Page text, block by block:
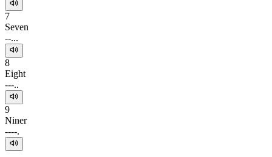
7
Seven
--...
8
Eight
---..
9
Niner
----.